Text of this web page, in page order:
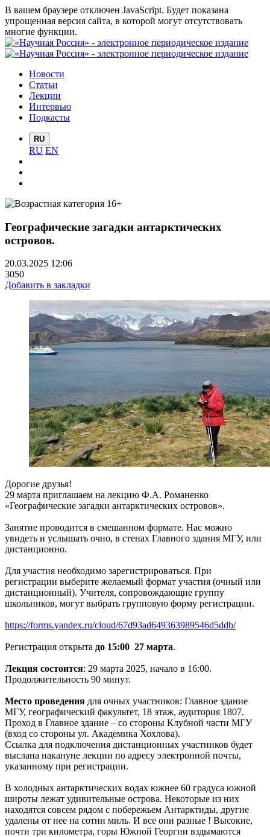
В вашем браузере отключен JavaScript. Будет показана
упрощенная версия сайта, в которой могут отсутствовать
многие функции.
Новости
Статьи
Лекции
Интервью
Подкасты
RU
RU EN
Географические загадки антарктических
островов.
20.03.2025 12:06
3050
Добавить в закладки
Дорогие друзья!
29 марта приглашаем на лекцию Ф.А. Романенко
«Географические загадки антарктических островов».
Занятие проводится в смешанном формате. Нас можно
увидеть и услышать очно, в стенах Главного здания МГУ, или
дистанционно.
Для участия необходимо зарегистрироваться. При
регистрации выберите желаемый формат участия (очный или
дистанционный). Учителя, сопровождающие группу
школьников, могут выбрать групповую форму регистрации.
https://forms.yandex.ru/cloud/67d93ad649363989546d5ddb/
Регистрация открыта до 15:00 27 марта.
Лекция состоится: 29 марта 2025, начало в 16:00.
Продолжительность 90 минут.
Место проведения для очных участников: Главное здание
МГУ, географический факультет, 18 этаж, аудитория 1807.
Проход в Главное здание – со стороны Клубной части МГУ
(вход со стороны ул. Академика Хохлова).
Ссылка для подключения дистанционных участников будет
выслана накануне лекции по адресу электронной почты,
указанному при регистрации.
В холодных антарктических водах южнее 60 градуса южной
широты лежат удивительные острова. Некоторые из них
находятся совсем рядом с побережьем Антарктиды, другие
удалены от нее на сотни миль. И все они разные ! Высокие,
почти три километра, горы Южной Георгии вздымаются